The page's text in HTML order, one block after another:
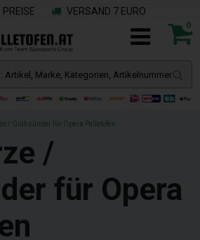
PREISE VERSAND 7 EURO
0
/ Glühzünder für Opera Pelletofen
/
für Opera